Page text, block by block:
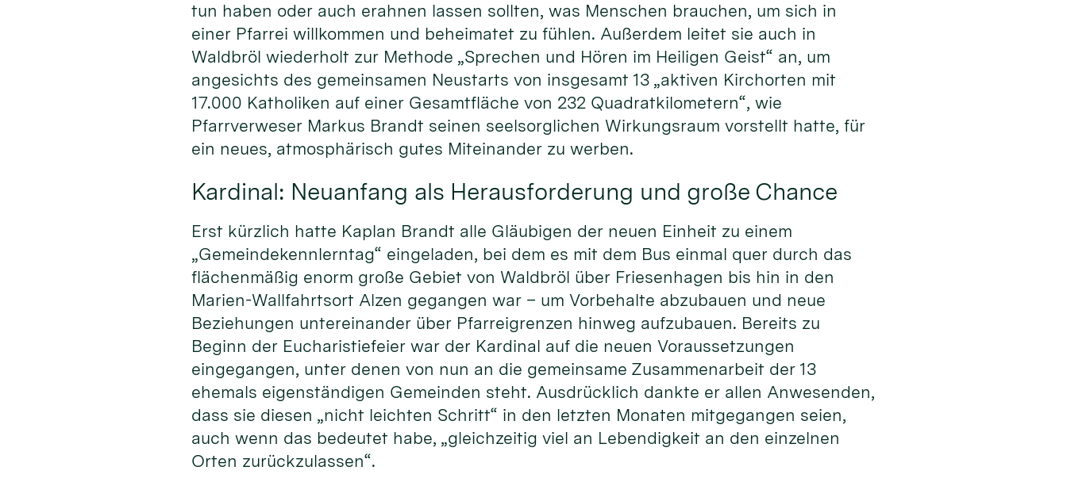
tun haben oder auch erahnen lassen sollten, was Menschen brauchen, um sich in
einer Pfarrei willkommen und beheimatet zu fühlen. Außerdem leitet sie auch in
Waldbröl wiederholt zur Methode „Sprechen und Hören im Heiligen Geist“ an, um
angesichts des gemeinsamen Neustarts von insgesamt 13 „aktiven Kirchorten mit
17.000 Katholiken auf einer Gesamtfläche von 232 Quadratkilometern“, wie
Pfarrverweser Markus Brandt seinen seelsorglichen Wirkungsraum vorstellt hatte, für
ein neues, atmosphärisch gutes Miteinander zu werben.
Kardinal: Neuanfang als Herausforderung und große Chance
Erst kürzlich hatte Kaplan Brandt alle Gläubigen der neuen Einheit zu einem
„Gemeindekennlerntag“ eingeladen, bei dem es mit dem Bus einmal quer durch das
flächenmäßig enorm große Gebiet von Waldbröl über Friesenhagen bis hin in den
Marien-Wallfahrtsort Alzen gegangen war – um Vorbehalte abzubauen und neue
Beziehungen untereinander über Pfarreigrenzen hinweg aufzubauen. Bereits zu
Beginn der Eucharistiefeier war der Kardinal auf die neuen Voraussetzungen
eingegangen, unter denen von nun an die gemeinsame Zusammenarbeit der 13
ehemals eigenständigen Gemeinden steht. Ausdrücklich dankte er allen Anwesenden,
dass sie diesen „nicht leichten Schritt“ in den letzten Monaten mitgegangen seien,
auch wenn das bedeutet habe, „gleichzeitig viel an Lebendigkeit an den einzelnen
Orten zurückzulassen“.